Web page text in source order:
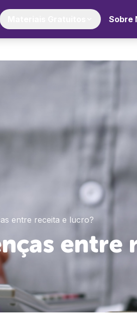
Sobre
entre receita e lucro?
entre